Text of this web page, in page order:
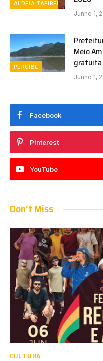
ALDEIA TAPIREMA
Junho 1,
PERUÍBE
Meio
Junho 1,
Facebook
Pinterest
YouTube
Don't Miss
CULTURA